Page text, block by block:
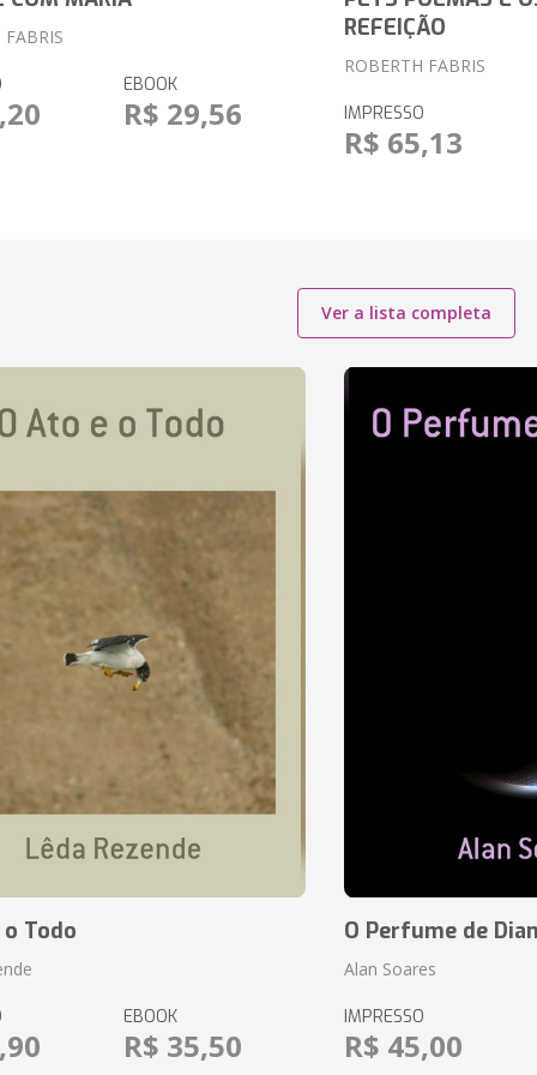
FABRIS
EBOOK
R$ 29,56
REFEIÇÃO
ROBERTH FABRIS
IMPRESSO
R$ 65,13
Ver a lista completa
Todo
EBOOK
R$ 35,50
O Perfume de
Alan Soares
IMPRESSO
R$ 45,00